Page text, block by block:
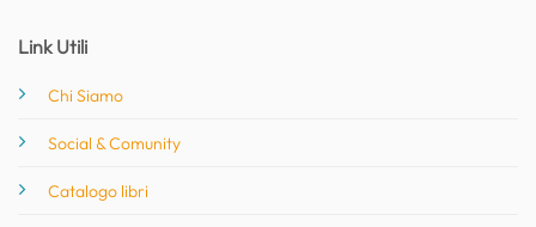
Link Utili
Chi Siamo
Social & Comunity
Catalogo libri